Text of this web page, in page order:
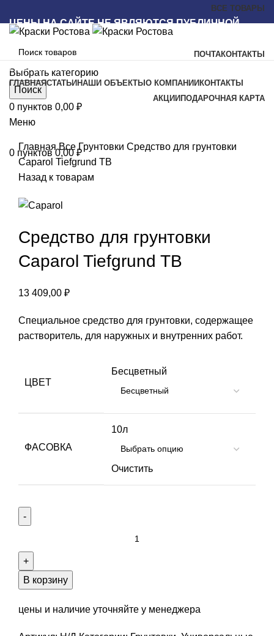
ВСЕ ТОВАРЫ
ЦЕНЫ НА САЙТЕ НЕ ЯВЛЯЮТСЯ ПУБЛИЧНОЙ
ОФЕРТОЙ
ПОЧТАКОНТАКТЫ
Выбрать категорию
Поиск
0 пунктов 0,00 ₽
Меню
0 пунктов 0,00₽
Наш каталог
ГЛАВНАЯСТАТЬИ НАШИ ОБЪЕКТЫ О КОМПАНИИ КОНТАКТЫ
АКЦИИ ПОДАРОЧНАЯ КАРТА
ГлавнаяВсеГрунтовки Средство для грунтовки
Caparol Tiefgrund TB
Назад к товарам
Средство для грунтовки
Caparol Tiefgrund TB
13 409,00 ₽
Специальное средство для грунтовки, содержащее
растворитель, для наружных и внутренних работ.
ЦВЕТ
Бесцветный
ФАСОВКА
10л
Очистить
Средство
для
Caparol
В корзину
цены и наличие уточняйте у менеджера